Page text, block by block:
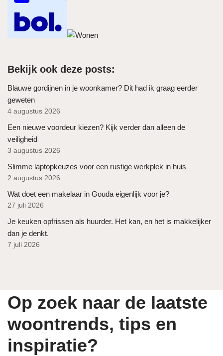
Bekijk ook deze posts:
Blauwe gordijnen in je woonkamer? Dit had ik graag eerder
geweten
4 augustus 2026
Een nieuwe voordeur kiezen? Kijk verder dan alleen de
veiligheid
3 augustus 2026
Slimme laptopkeuzes voor een rustige werkplek in huis
2 augustus 2026
Wat doet een makelaar in Gouda eigenlijk voor je?
27 juli 2026
Je keuken opfrissen als huurder. Het kan, en het is makkelijker
dan je denkt.
7 juli 2026
Op zoek naar de laatste
woontrends, tips en
inspiratie?